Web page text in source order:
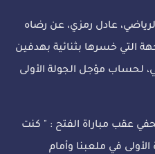
عادل رمزي، عن رضاه
التي خسرها بثنائية بهدفين
لحساب مؤجل الجولة الأولى
عقب مباراة الفتح : " كنت
الأولى في ملعبنا وأمام